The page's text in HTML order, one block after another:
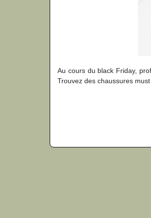
Au cours du black Friday,
Trouvez des chaussures